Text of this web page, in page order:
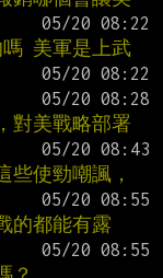
嗎 美軍是上武
對美戰略部署
使勁嘲諷，
的都能有露